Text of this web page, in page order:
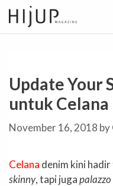
Skip
to
content
Update Your
untuk
November 16, 2018 by
Celana denim kini
skinny, tapi jugapalazzo